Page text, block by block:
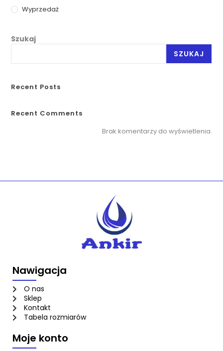
Wyprzedaż
Szukaj
SZUKAJ
Recent Posts
Recent Comments
Brak komentarzy do wyświetlenia.
Nawigacja
O nas
Sklep
Kontakt
Tabela rozmiarów
Moje konto